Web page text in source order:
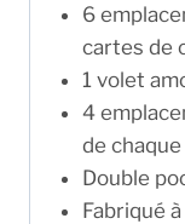
6
cartes de
1 volet
4
de
Double
Fabriqué